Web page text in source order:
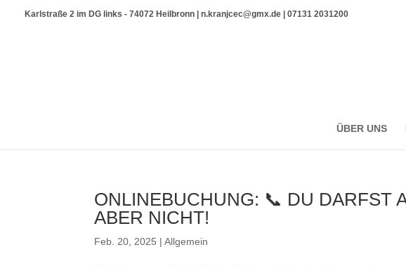
Karlstraße 2 im DG links - 74072 Heilbronn | n.kranjcec@gmx.de | 07131 2031200
ÜBER UNS
ONLINEBUCHUNG: 📞 DU DARFST
ABER NICHT!
Feb. 20, 2025 |Allgemein